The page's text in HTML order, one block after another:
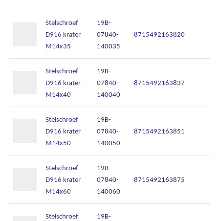
Stelschroef
D916 krater
M14x35
19B-
07840-
140035
8715492163820
Stelschroef
D916 krater
M14x40
19B-
07840-
140040
8715492163837
Stelschroef
D916 krater
M14x50
19B-
07840-
140050
8715492163851
Stelschroef
D916 krater
M14x60
19B-
07840-
140060
8715492163875
Stelschroef
19B-